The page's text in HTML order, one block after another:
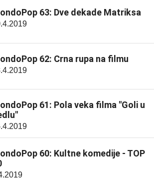
63: Dve dekade Matriksa
62: Crna rupa na filmu
61: Pola veka filma "Goli u
60: Kultne komedije - TOP